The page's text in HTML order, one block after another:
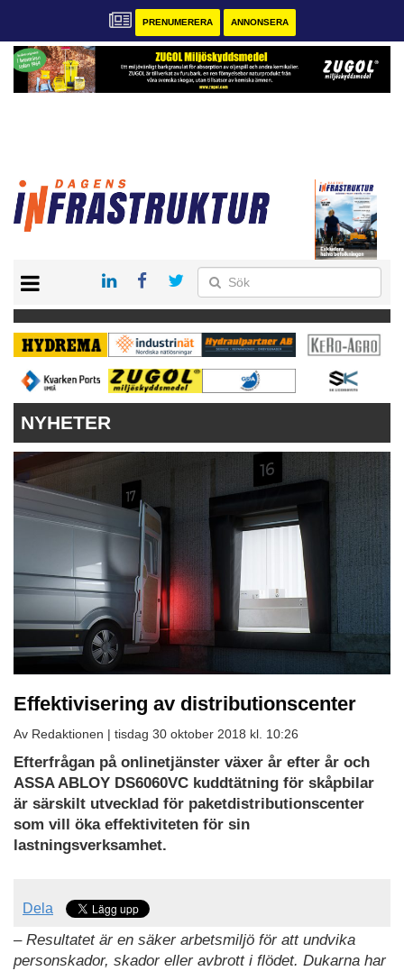
PRENUMERERA ANNONSERA
KONTAKT
VÅRA ANDRA MAGASIN
PRENUMERERA
ANNONSERA
NYHETER
Effektivisering av distributionscenter
Av Redaktionen | tisdag 30 oktober 2018 kl. 10:26
Efterfrågan på onlinetjänster växer år efter år och
ASSA ABLOY DS6060VC kuddtätning för skåpbilar
är särskilt utvecklad för paketdistributionscenter
som vill öka effektiviteten för sin
lastningsverksamhet.
Dela
– Resultatet är en säker arbetsmiljö för att undvika
personskador, skador eller avbrott i flödet. Dukarna har